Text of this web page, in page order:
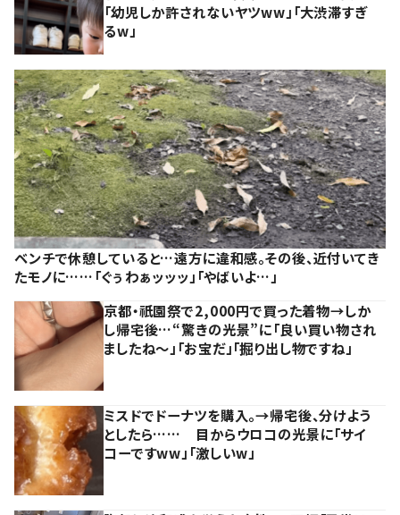
「幼児しか許されないヤツww」「大渋滞すぎ
るw」
ベンチで休憩していると…遠方に違和感。その後、近付いてき
たモノに……「ぐぅわぁッッッ」「やばいよ…」
京都・祇園祭で2,000円で買った着物→しか
し帰宅後…“驚きの光景”に「良い買い物され
ましたね～」「お宝だ」「掘り出し物ですね」
ミスドでドーナツを購入。→帰宅後、分けよう
としたら…… 目からウロコの光景に「サイ
コーですww」「激しいw」